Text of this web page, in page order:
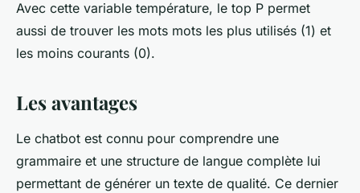
Avec cette variable température, le top P permet
aussi de trouver les mots mots les plus utilisés (1) et
les moins courants (0).
Les avantages
Le chatbot est connu pour comprendre une
grammaire et une structure de langue complète lui
permettant de générer un texte de qualité. Ce dernier